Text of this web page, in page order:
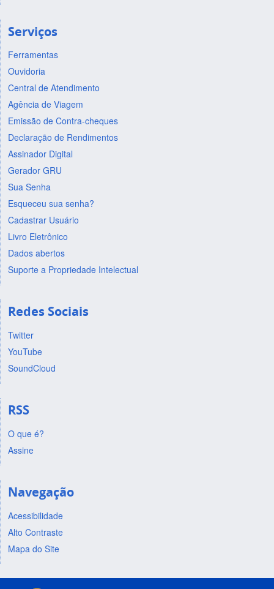
Serviços
Ferramentas
Ouvidoria
Central de Atendimento
Agência de Viagem
Emissão de Contra-cheques
Declaração de Rendimentos
Assinador Digital
Gerador GRU
Sua Senha
Esqueceu sua senha?
Cadastrar Usuário
Livro Eletrônico
Dados abertos
Suporte a Propriedade Intelectual
Redes Sociais
Twitter
YouTube
SoundCloud
RSS
O que é?
Assine
Navegação
Acessibilidade
Alto Contraste
Mapa do Site